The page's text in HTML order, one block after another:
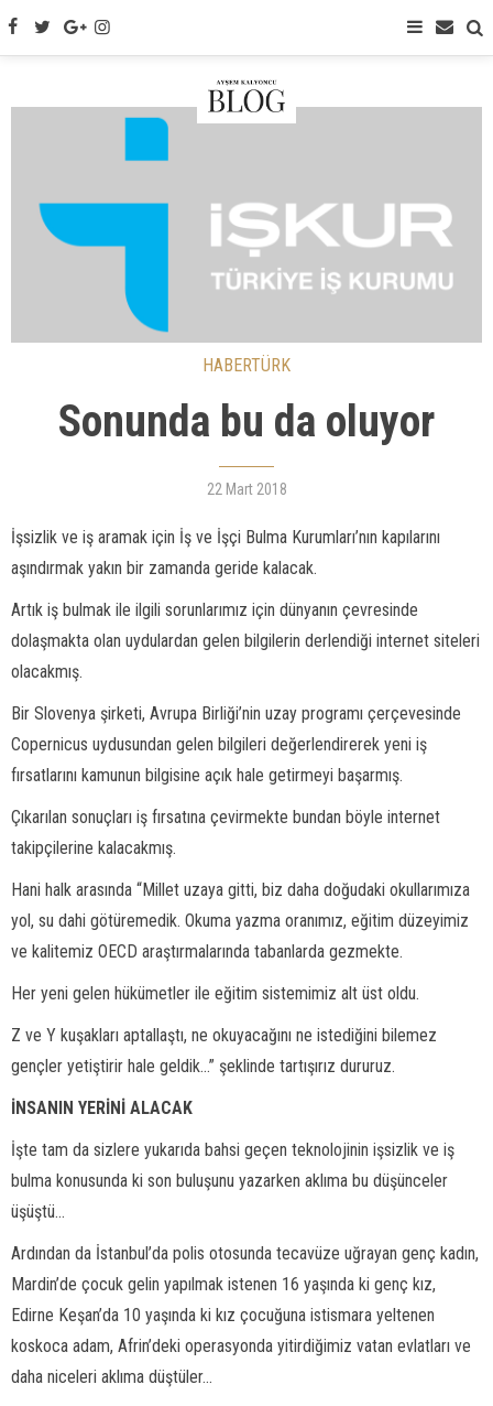
HABERTÜRK
Sonunda bu da oluyor
22 Mart 2018
İşsizlik ve iş aramak için İş ve İşçi Bulma Kurumları’nın kapılarını
aşındırmak yakın bir zamanda geride kalacak.
Artık iş bulmak ile ilgili sorunlarımız için dünyanın çevresinde
dolaşmakta olan uydulardan gelen bilgilerin derlendiği internet siteleri
olacakmış.
Bir Slovenya şirketi, Avrupa Birliği’nin uzay programı çerçevesinde
Copernicus uydusundan gelen bilgileri değerlendirerek yeni iş
fırsatlarını kamunun bilgisine açık hale getirmeyi başarmış.
Çıkarılan sonuçları iş fırsatına çevirmekte bundan böyle internet
takipçilerine kalacakmış.
Hani halk arasında “Millet uzaya gitti, biz daha doğudaki okullarımıza
yol, su dahi götüremedik. Okuma yazma oranımız, eğitim düzeyimiz
ve kalitemiz OECD araştırmalarında tabanlarda gezmekte.
Her yeni gelen hükümetler ile eğitim sistemimiz alt üst oldu.
Z ve Y kuşakları aptallaştı, ne okuyacağını ne istediğini bilemez
gençler yetiştirir hale geldik...” şeklinde tartışırız dururuz.
İNSANIN YERİNİ ALACAK
İşte tam da sizlere yukarıda bahsi geçen teknolojinin işsizlik ve iş
bulma konusunda ki son buluşunu yazarken aklıma bu düşünceler
üşüştü...
Ardından da İstanbul’da polis otosunda tecavüze uğrayan genç kadın,
Mardin’de çocuk gelin yapılmak istenen 16 yaşında ki genç kız,
Edirne Keşan’da 10 yaşında ki kız çocuğuna istismara yeltenen
koskoca adam, Afrin’deki operasyonda yitirdiğimiz vatan evlatları ve
daha niceleri aklıma düştüler...